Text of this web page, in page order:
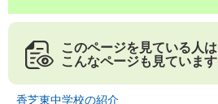
このページを見ている人は
こんなページも見ています
香芝東中学校の紹介